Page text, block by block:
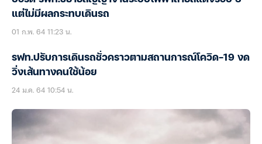
แต่ไม่มีผลกระทบเดินรถ
01 ก.พ. 64 11:23 น.
รฟท.ปรับการเดินรถชั่วคราวตามสถานการณ์โควิด-19 งด
วิ่งเส้นทางคนใช้น้อย
24 ม.ค. 64 10:54 น.